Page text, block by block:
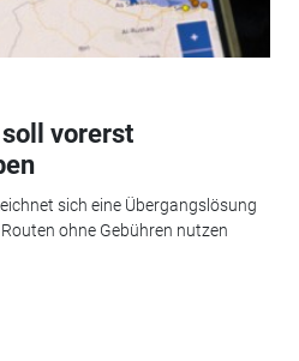
vorerst
sich eine Übergangslösung
ohne Gebühren nutzen